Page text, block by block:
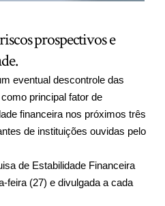
prospectivos e
eventual descontrole das
principal fator de
financeira nos próximos três
de instituições ouvidas pelo
de Estabilidade Financeira
feira (27) e divulgada a cada